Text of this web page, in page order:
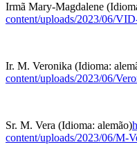
Irmã Mary-Magdalene
content/uploads/2023/06/
Ir. M. Veronika (Idioma:
content/uploads/2023/06/
Sr. M. Vera (Idioma: alemão)
content/uploads/2023/06/M-